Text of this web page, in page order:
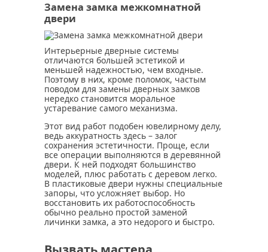
Замена замка межкомнатной
двери
Интерьерные дверные системы
отличаются большей эстетикой и
меньшей надежностью, чем входные.
Поэтому в них, кроме поломок, частым
поводом для замены дверных замков
нередко становится моральное
устаревание самого механизма.
Этот вид работ подобен ювелирному делу,
ведь аккуратность здесь – залог
сохранения эстетичности. Проще, если
все операции выполняются в деревянной
двери. К ней подходят большинство
моделей, плюс работать с деревом легко.
В пластиковые двери нужны специальные
запоры, что усложняет выбор. Но
восстановить их работоспособность
обычно реально простой заменой
личинки замка, а это недорого и быстро.